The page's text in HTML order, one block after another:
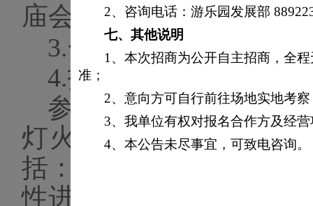
2、咨询电话：游乐园发展部
七、其他说明
1、本次招商为公开自主招商，全
准；
2、意向方可自行前往场地实地考
3、我单位有权对报名合作方及经
4、本公告未尽事宜，可致电咨询。
庙会、灯火游园会”活动
3.合作模式：购买。
4.招选阶段提交
参选方结合游乐园实
灯火游园会西园活动
括：
性进行评审及选定。